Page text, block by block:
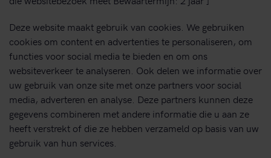
Deze website maakt gebruik van cookies. We gebruiken
cookies om content en advertenties te personaliseren, om
functies voor social media te bieden en om ons
websiteverkeer te analyseren. Ook delen we informatie over
uw gebruik van onze site met onze partners voor social
media, adverteren en analyse. Deze partners kunnen deze
gegevens combineren met andere informatie die u aan ze
heeft verstrekt of die ze hebben verzameld op basis van uw
gebruik van hun services.